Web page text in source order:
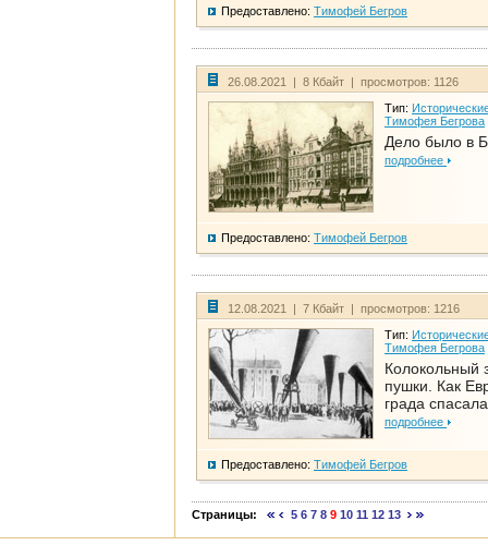
Предоставлено: Тимофей Бегров
26.08.2021 | 8 Кбайт | просмотров: 1126
Тип:
Тимофея Бегрова
Дело было в
подробнее
Предоставлено: Тимофей Бегров
12.08.2021 | 7 Кбайт | просмотров: 1216
Тип:
Тимофея Бегрова
Колокольный
пушки. Как
града
подробнее
Предоставлено: Тимофей Бегров
Страницы: 5 6 7 8 9 10 11 12 13